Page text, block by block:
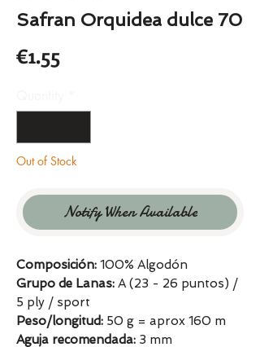
Safran Orquidea dulce 70
€1.55Price
Out of Stock
Notify When Available
Composición: 100% Algodón
Grupo de Lanas: A (23 - 26 puntos) /
5 ply / sport
Peso/longitud: 50 g = aprox 160 m
Aguja recomendada: 3 mm